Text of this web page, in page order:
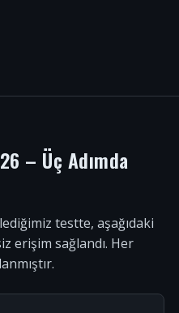
– Üç Adımda
testte, aşağıdaki
erişim sağlandı. Her